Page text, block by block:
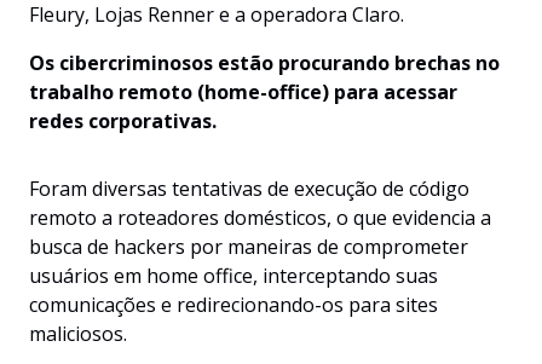
Fleury, Lojas Renner e a operadora Claro.
Os cibercriminosos estão procurando brechas no
trabalho remoto (home-office) para acessar
redes corporativas.
Foram diversas tentativas de execução de código
remoto a roteadores domésticos, o que evidencia a
busca de hackers por maneiras de comprometer
usuários em home office, interceptando suas
comunicações e redirecionando-os para sites
maliciosos.